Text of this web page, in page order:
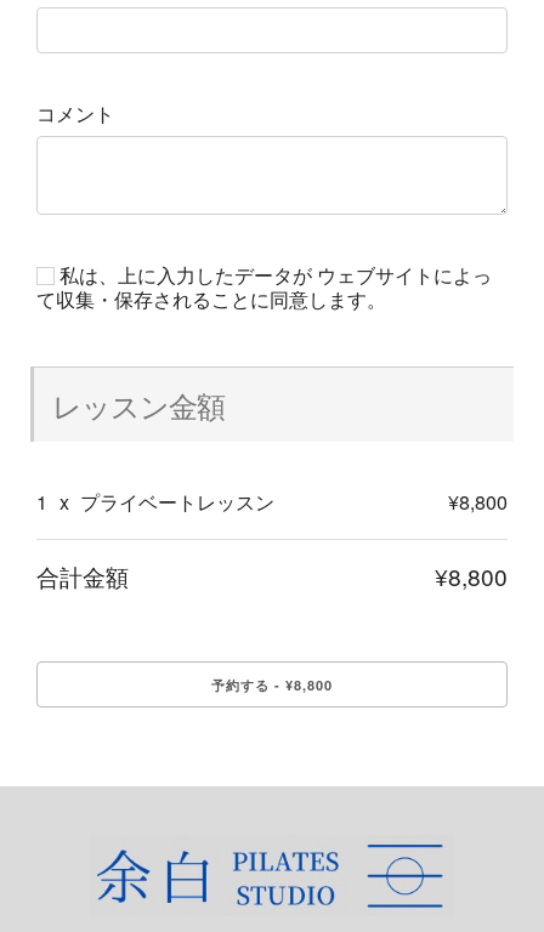
コメント
私は、上に入力したデータが ウェブサイトによっ
て収集・保存されることに同意します。
レッスン金額
1 x プライベートレッスン ¥8,800
合計金額 ¥8,800